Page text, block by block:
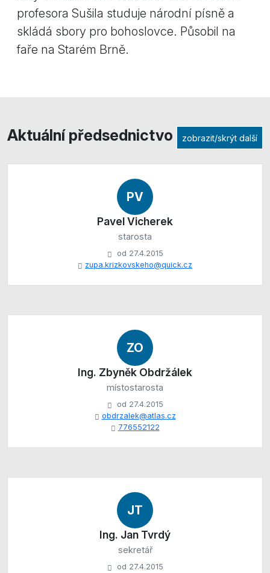
profesora Sušila studuje národní písně a
skládá sbory pro bohoslovce. Působil na
faře na Starém Brně.
Aktuální předsednictvo zobrazit/skrýt další
PV
Pavel Vicherek
starosta
od 27.4.2015
zupa.krizkovskeho@quick.cz
ZO
Ing. Zbyněk Obdržálek
místostarosta
od 27.4.2015
obdrzalek@atlas.cz
776552122
JT
Ing. Jan Tvrdý
sekretář
od 27.4.2015